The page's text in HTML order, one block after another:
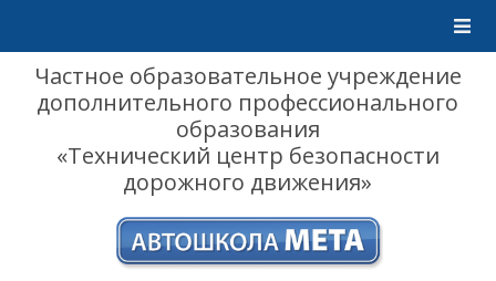
Частное образовательное учреждение
дополнительного профессионального
образования
«Технический центр безопасности
дорожного движения»